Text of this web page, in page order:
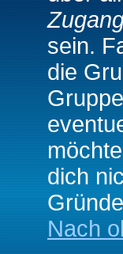
sein.
die
dich
Nach